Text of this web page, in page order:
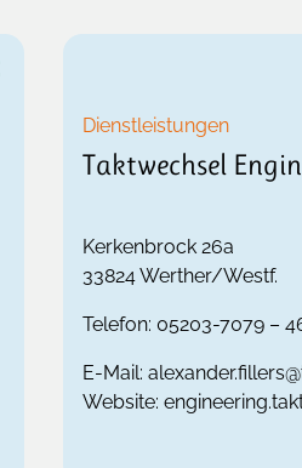
Dienstleistungen
Taktwechsel
Kerkenbrock 26a
33824Werther/Westf.
Telefon:05203-7079 –
E-Mail:
Website: